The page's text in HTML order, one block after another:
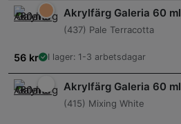
Akrylfärg Galeria 60 ml
(437) Pale Terracotta
56 kr I lager: 1-3 arbetsdagar
Akrylfärg Galeria 60 ml
(415) Mixing White